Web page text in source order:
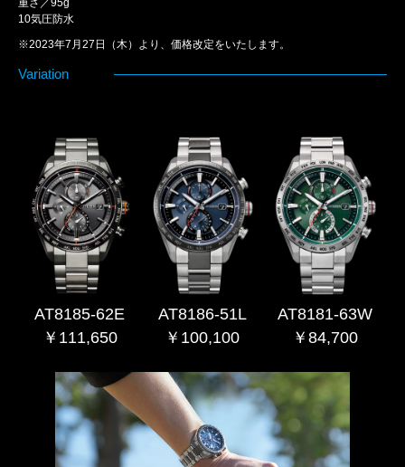
重さ／95g
10気圧防水
※2023年7月27日（木）より、価格改定をいたします。
Variation
AT8185-62E
￥111,650
AT8186-51L
￥100,100
AT8181-63W
￥84,700